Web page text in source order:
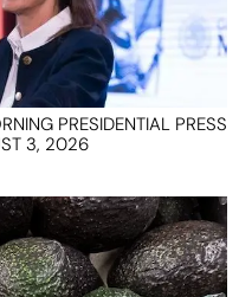
PRESIDENTIAL PRESS
3, 2026